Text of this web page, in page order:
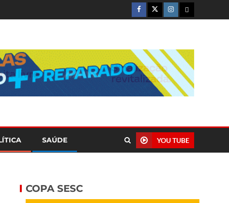
SAÚDE YOU TUBE
COPA SESC